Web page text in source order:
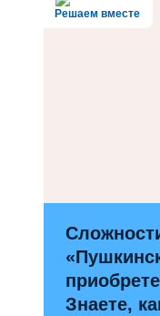
Решаем вместе
Знаете,